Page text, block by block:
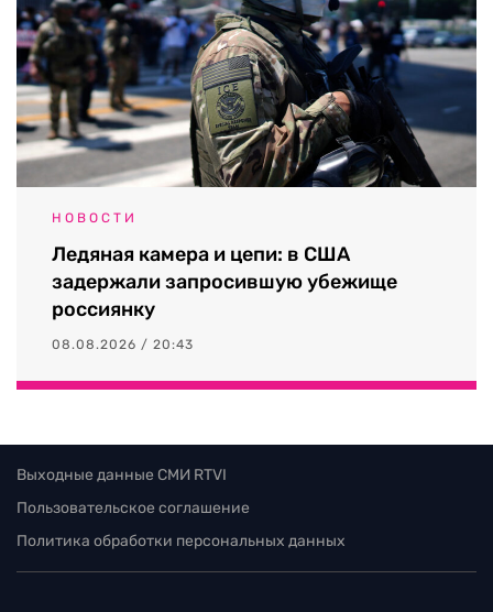
НОВОСТИ
Ледяная камера и цепи: в США
задержали запросившую убежище
россиянку
08.08.2026 / 20:43
Выходные данные СМИ RTVI
Пользовательское соглашение
Политика обработки персональных данных